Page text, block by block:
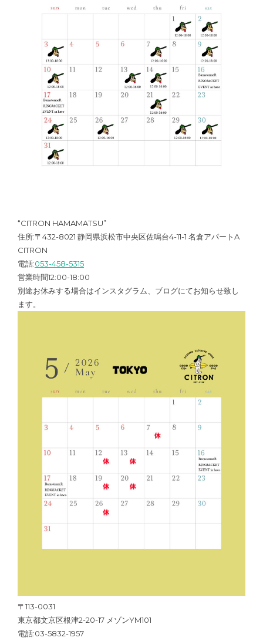
“CITRON HAMAMATSU”
住所:〒432-8021 静岡県浜松市中央区佐鳴台4-11-1 名倉アパートA
CITRON
電話:053-458-5315
営業時間12:00-18:00
別途お休みする場合はインスタグラム、ブログにてお知らせ致し
ます。
〒113-0031
東京都文京区根津2-20-17 メゾンYM101
電話:03-5832-1957